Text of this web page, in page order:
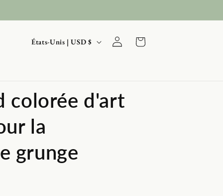
P
/
é
g
i
États-Unis | USD $ Connexion Panier
colorée d'art
la
grunge